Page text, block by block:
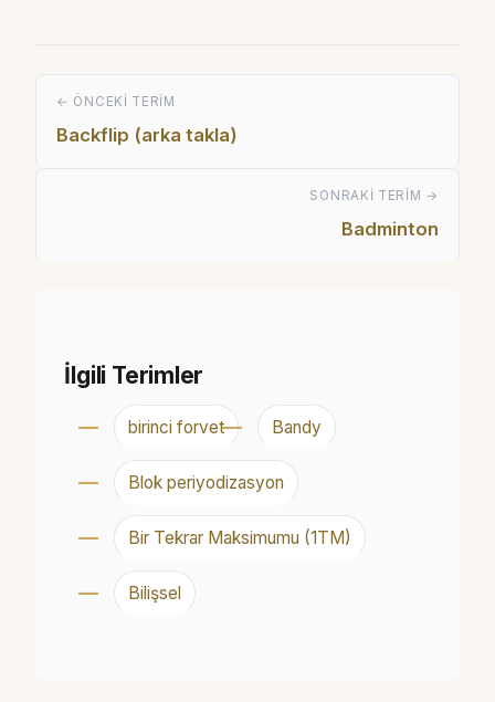
← ÖNCEKI TERIM
Backflip (arka takla)
SONRAKI TERIM →
Badminton
İlgili Terimler
birinci forvet Bandy
Blok periyodizasyon
Bir Tekrar Maksimumu (1TM)
Bilişsel